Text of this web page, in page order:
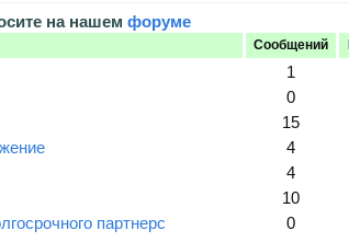
на нашем форуме
Сообщений
1
0
15
4
4
10
партнерс
0